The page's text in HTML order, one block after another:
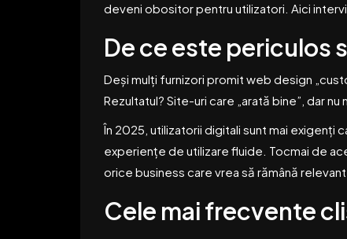
deveni obositor pentru utilizatori. Aici
De ce este periculos
Deși mulți furnizori promit web design
Rezultatul? Site-uri care „arată bine”, dar
În 2025, utilizatorii digitali sunt mai exigenți
experiențe de utilizare fluide. Tocmai de
orice business care vrea să rămână relevant
Cele mai frecvente